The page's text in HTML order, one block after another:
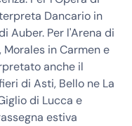
Dancario in
Auber. Per l'Arena di
in Carmen e
anche il
di Asti, Bello ne La
di Lucca e
estiva